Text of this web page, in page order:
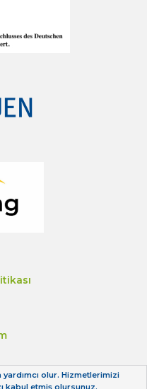
olur. Hizmetlerimizi
kabul etmiş olursunuz.